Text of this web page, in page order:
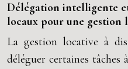
Délégation intelligente
locaux pour une gestion
La gestion locative à
déléguer certaines tâches